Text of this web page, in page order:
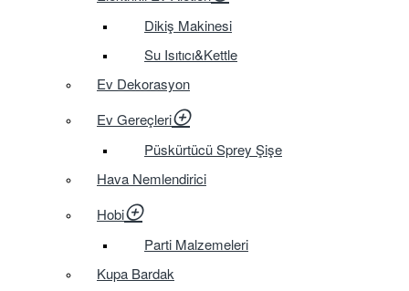
Dikiş Makinesi
Su Isıtıcı&Kettle
Ev Dekorasyon
Ev Gereçleri
Püskürtücü Sprey Şişe
Hava Nemlendirici
Hobi
Parti Malzemeleri
Kupa Bardak